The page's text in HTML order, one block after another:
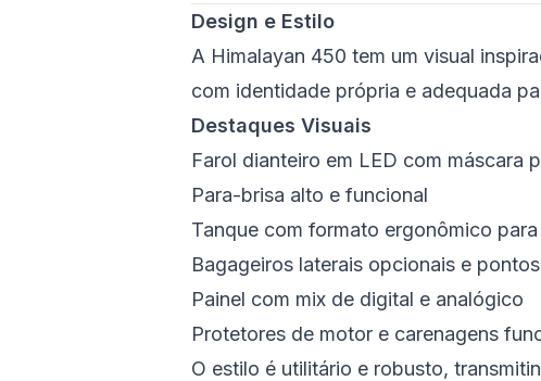
Design e Estilo
A Himalayan 450 tem um visual
com identidade própria e adequada
Destaques Visuais
Farol dianteiro em LED com máscara
Para-brisa alto e funcional
Tanque com formato ergonômico
Bagageiros laterais opcionais e
Painel com mix de digital e analógico
Protetores de motor e carenagens
O estilo é utilitário e robusto,